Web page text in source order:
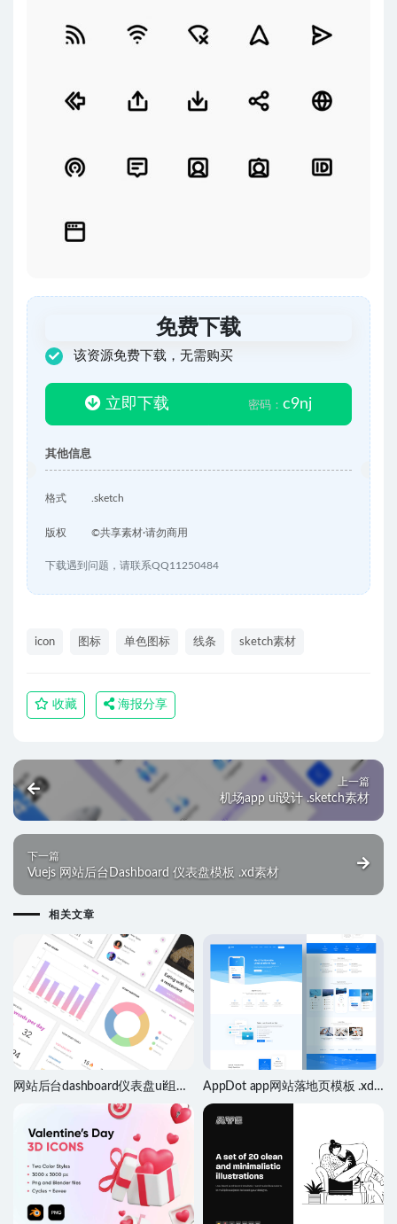
免费下载
该资源免费下载，无需购买
立即下载 密码： c9nj
其他信息
格式 .sketch
版权 ©共享素材·请勿商用
下载遇到问题，请联系QQ11250484
icon 图标 单色图标 线条 sketch素材
收藏 海报分享
上一篇
机场app ui设计 .sketch素材
下一篇
Vuejs 网站后台Dashboard 仪表盘模板 .xd素材
相关文章
网站后台dashboard仪表盘ui组件
AppDot app网站落地页模板 .xd
.psd .sketch素材